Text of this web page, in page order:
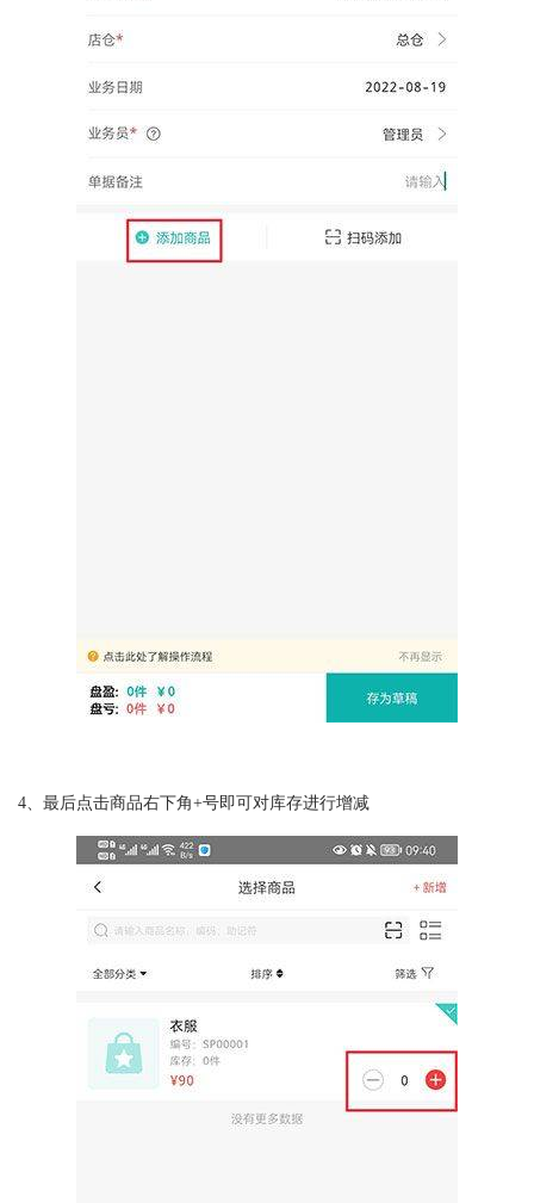
4、最后点击商品右下角+号即可对库存进行增减